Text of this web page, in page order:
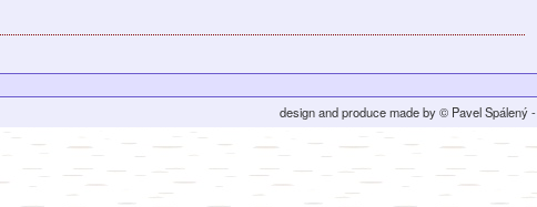
design and produce made by © Pavel Spálený -